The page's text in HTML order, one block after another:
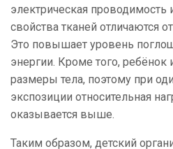
электрическая проводимость
свойства тканей отличаются
Это повышает уровень
энергии. Кроме того,
размеры тела, поэтому при
экспозиции относительная
оказывается выше.
Таким образом, детский